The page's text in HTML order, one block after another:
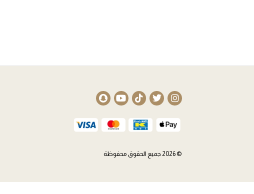
© 2026 جميع الحقوق محفوظة